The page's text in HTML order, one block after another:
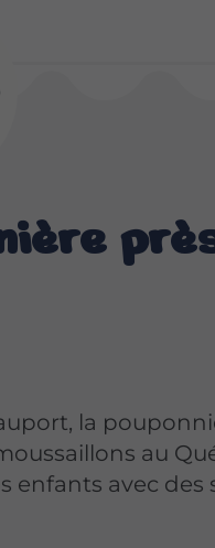
la
au
enfants avec des